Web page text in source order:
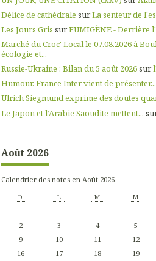
Délice de cathédrale surLa senteur de
Les Jours Gris surFUMIGÈNE - Derrière
Marché du Croc' Local le 07.08.2026 à
écologie et...
Russie-Ukraine : Bilan du 5 août 2026sur
Humour. France Inter vient de présenter...
Ulrich Siegmund exprime des doutes
Le Japon et l’Arabie Saoudite mettent...
Août 2026
Calendrier des notes en Août 2026
D L M M
2
3 4 5
9
10 11 12
16
17 18 19